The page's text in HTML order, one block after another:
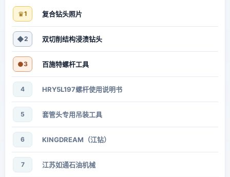
♛1 复合钻头照片
◆2 双切削结构浸渍钻头
●3 百施特螺杆工具
4 HRY5L197螺杆使用说明书
5 套管头专用吊装工具
6 KINGDREAM（江钻）
7 江苏如通石油机械